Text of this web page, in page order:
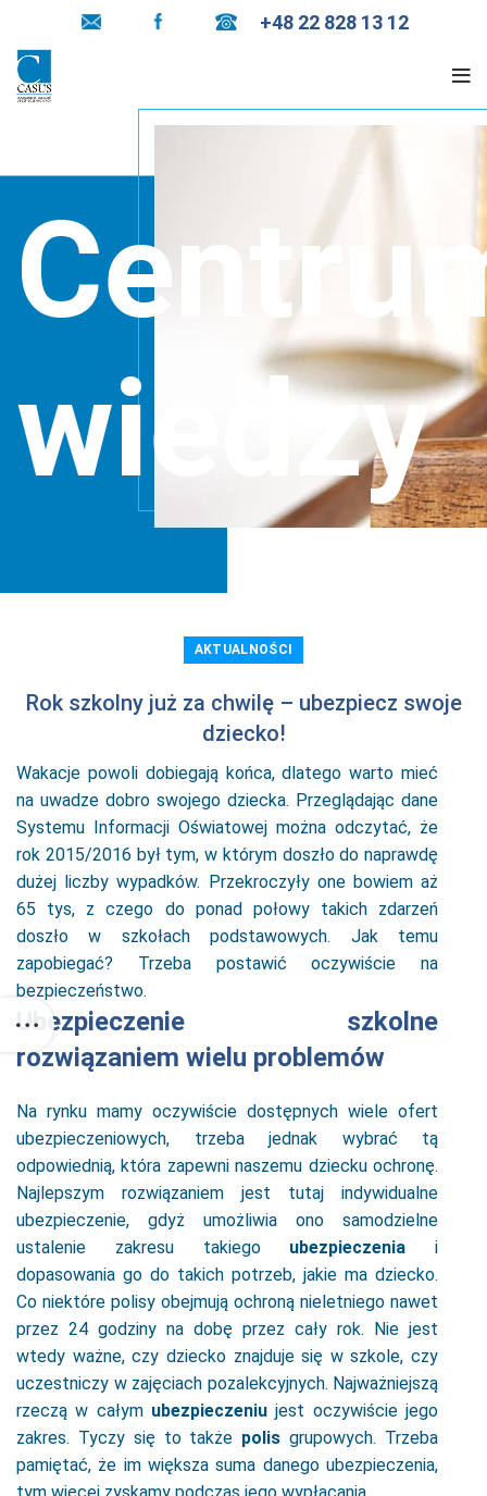
+48 22 828 13 12
wiedzy
AKTUALNOŚCI
Rok szkolny już za chwilę – ubezpiecz swoje
dziecko!
Wakacje powoli dobiegają końca, dlatego warto mieć
na uwadze dobro swojego dziecka. Przeglądając dane
Systemu Informacji Oświatowej można odczytać, że
rok 2015/2016 był tym, w którym doszło do naprawdę
dużej liczby wypadków. Przekroczyły one bowiem aż
65 tys, z czego do ponad połowy takich zdarzeń
doszło w szkołach podstawowych. Jak temu
zapobiegać? Trzeba postawić oczywiście na
bezpieczeństwo.
Ubezpieczenie szkolne
rozwiązaniem wielu problemów
Na rynku mamy oczywiście dostępnych wiele ofert
ubezpieczeniowych, trzeba jednak wybrać tą
odpowiednią, która zapewni naszemu dziecku ochronę.
Najlepszym rozwiązaniem jest tutaj indywidualne
ubezpieczenie, gdyż umożliwia ono samodzielne
ustalenie zakresu takiego ubezpieczenia i
dopasowania go do takich potrzeb, jakie ma dziecko.
Co niektóre polisy obejmują ochroną nieletniego nawet
przez 24 godziny na dobę przez cały rok. Nie jest
wtedy ważne, czy dziecko znajduje się w szkole, czy
uczestniczy w zajęciach pozalekcyjnych. Najważniejszą
rzeczą w całym ubezpieczeniu jest oczywiście jego
zakres. Tyczy się to także polisgrupowych. Trzeba
pamiętać, że im większa suma danego ubezpieczenia,